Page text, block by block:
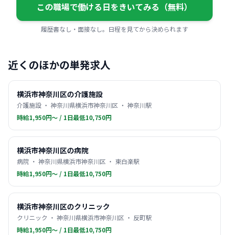
この職場で働ける日をきいてみる（無料）
履歴書なし・面接なし。日程を見てから決められます
近くのほかの単発求人
横浜市神奈川区の介護施設
介護施設 ・ 神奈川県横浜市神奈川区 ・ 神奈川駅
時給1,950円〜 / 1日最低10,750円
横浜市神奈川区の病院
病院 ・ 神奈川県横浜市神奈川区 ・ 東白楽駅
時給1,950円〜 / 1日最低10,750円
横浜市神奈川区のクリニック
クリニック ・ 神奈川県横浜市神奈川区 ・ 反町駅
時給1,950円〜 / 1日最低10,750円